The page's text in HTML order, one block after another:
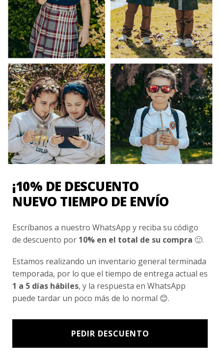
Esenciales
Ayuda Al Cliente
Contacto
¿Cómo Comprar?
Cambios y Devoluciones
¿Cómo Medirme?
Conocenos
Nosotros
Inversionistas
Blog
Newsletter signup
Subscríbete a nuestro Newsletter y obtén ofertas exclusivas y
novedades directamente en tu e-mail.
¡10% DE DESCUENTO
NUEVO TIEMPO DE ENVÍO
Escríbanos a nuestro WhatsApp y reciba su código
de descuento por 10% en el total de su compra 🙂.
Estamos realizando un inventario general terminada
temporada, por lo que el tiempo de entrega actual es
1 a 5 días hábiles, y la respuesta en WhatsApp
puede tardar un poco más de lo normal 😊.
PEDIR DESCUENTO